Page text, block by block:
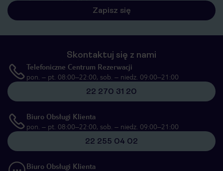
Zapisz się
Skontaktuj się z nami
Telefoniczne Centrum Rezerwacji
pon. – pt. 08:00–22:00, sob. – niedz. 09:00–21:00
22 270 31 20
Biuro Obsługi Klienta
pon. – pt. 08:00–22:00, sob. – niedz. 09:00–21:00
22 255 04 02
Biuro Obsługi Klienta